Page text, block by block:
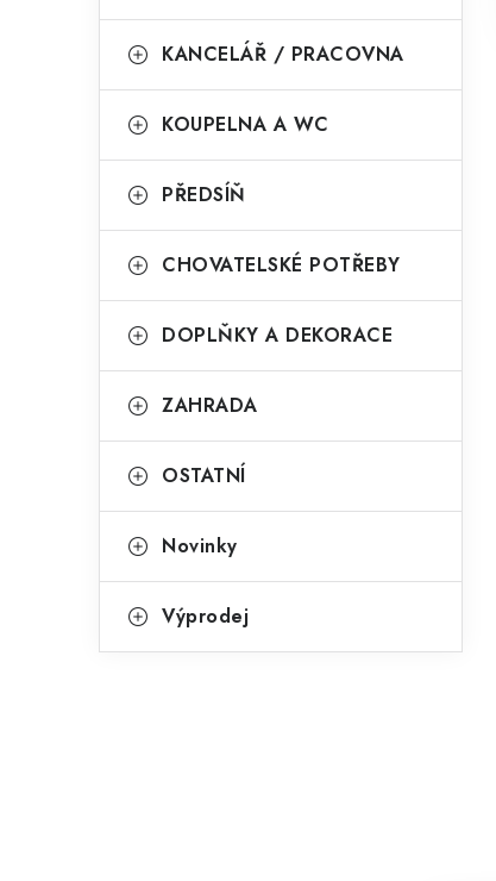
KANCELÁŘ / PRACOVNA
KOUPELNA A WC
PŘEDSÍŇ
CHOVATELSKÉ POTŘEBY
DOPLŇKY A DEKORACE
ZAHRADA
OSTATNÍ
Novinky
Výprodej